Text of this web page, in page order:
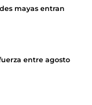
mayas entran
entre agosto